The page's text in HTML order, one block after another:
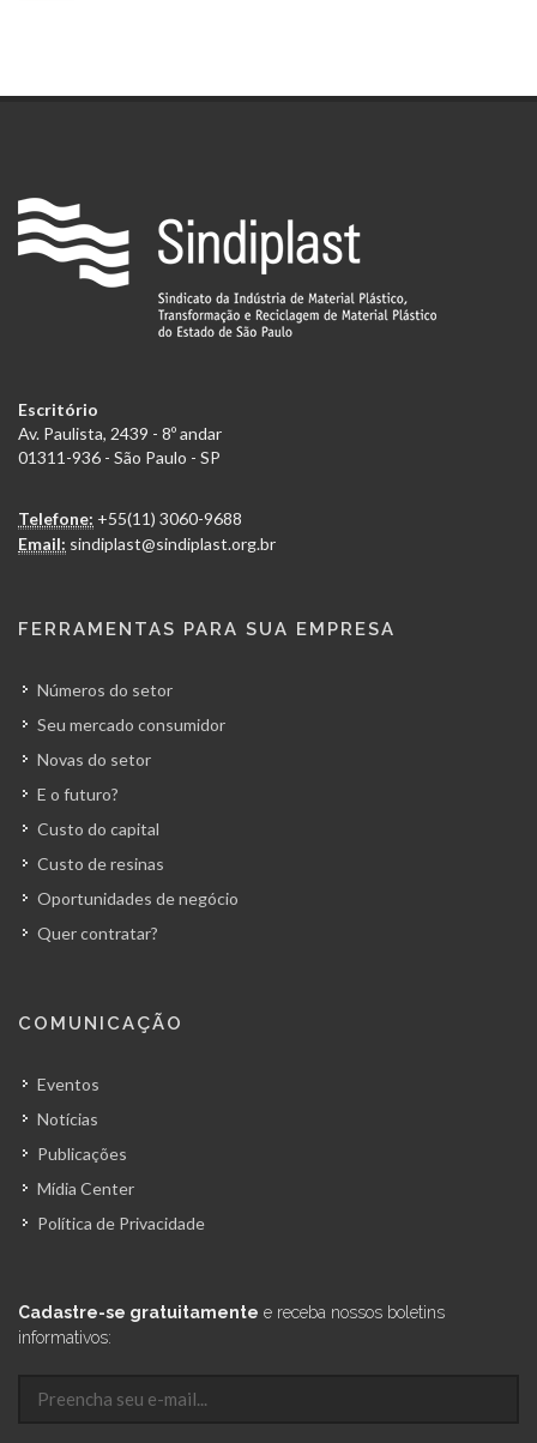
Escritório
Av. Paulista, 2439 - 8º andar
01311-936 - São Paulo - SP
Telefone: +55(11) 3060-9688
Email: sindiplast@sindiplast.org.br
FERRAMENTAS PARA SUA EMPRESA
Números do setor
Seu mercado consumidor
Novas do setor
E o futuro?
Custo do capital
Custo de resinas
Oportunidades de negócio
Quer contratar?
COMUNICAÇÃO
Eventos
Notícias
Publicações
Mídia Center
Política de Privacidade
Cadastre-se gratuitamente e receba nossos boletins
informativos: